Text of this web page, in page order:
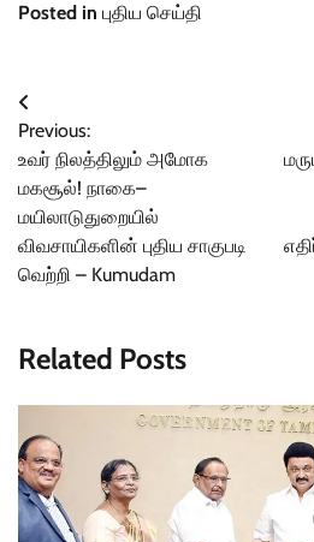
Posted in புதிய செய்தி
Post
navigation
Previous:
உவர் நிலத்திலும் அமோக
மகசூல்! நாகை–
மயிலாடுதுறையில்
விவசாயிகளின் புதிய சாகுபடி
வெற்றி – Kumudam
Related Posts